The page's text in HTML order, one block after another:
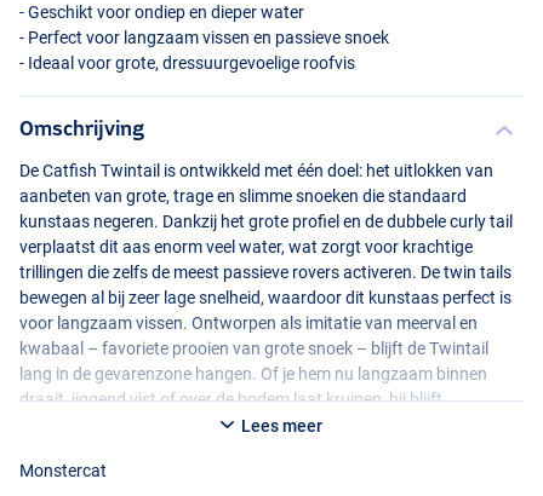
Glitter Burbot
- Geschikt voor ondiep en dieper water
- Perfect voor langzaam vissen en passieve snoek
- Ideaal voor grote, dressuurgevoelige roofvis
Omschrijving
De Catfish Twintail is ontwikkeld met één doel: het uitlokken van
aanbeten van grote, trage en slimme snoeken die standaard
kunstaas negeren. Dankzij het grote profiel en de dubbele curly tail
verplaatst dit aas enorm veel water, wat zorgt voor krachtige
trillingen die zelfs de meest passieve rovers activeren. De twin tails
bewegen al bij zeer lage snelheid, waardoor dit kunstaas perfect is
voor langzaam vissen. Ontworpen als imitatie van meerval en
kwabaal – favoriete prooien van grote snoek – blijft de Twintail
lang in de gevarenzone hangen. Of je hem nu langzaam binnen
draait, jiggend vist of over de bodem laat kruipen, hij blijft
aantrekkelijk en verleidelijk in actie.Lees meer
Monstercat